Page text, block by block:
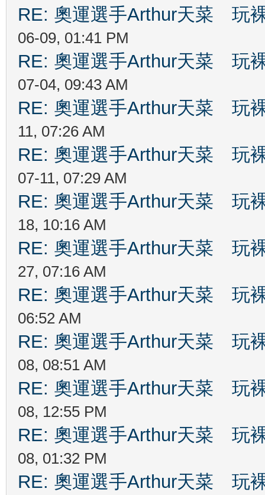
RE: 奧運選手Arthur天菜 玩
06-09, 01:41 PM
RE: 奧運選手Arthur天菜 玩
07-04, 09:43 AM
RE: 奧運選手Arthur天菜 玩
11, 07:26 AM
RE: 奧運選手Arthur天菜 玩
07-11, 07:29 AM
RE: 奧運選手Arthur天菜 玩
18, 10:16 AM
RE: 奧運選手Arthur天菜 玩
27, 07:16 AM
RE: 奧運選手Arthur天菜 玩
06:52 AM
RE: 奧運選手Arthur天菜 玩
08, 08:51 AM
RE: 奧運選手Arthur天菜 玩
08, 12:55 PM
RE: 奧運選手Arthur天菜 玩
08, 01:32 PM
RE: 奧運選手Arthur天菜 玩